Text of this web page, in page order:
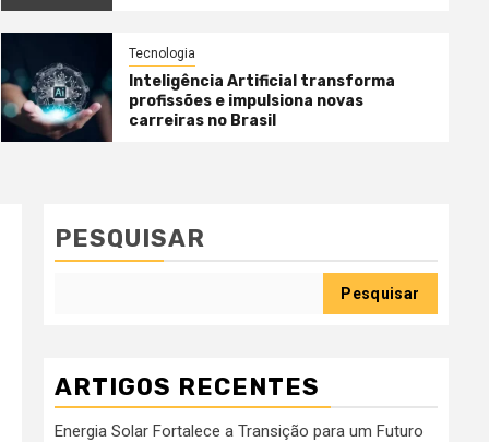
Tecnologia
Inteligência Artificial transforma
profissões e impulsiona novas
carreiras no Brasil
PESQUISAR
Pesquisar
ARTIGOS RECENTES
Energia Solar Fortalece a Transição para um Futuro